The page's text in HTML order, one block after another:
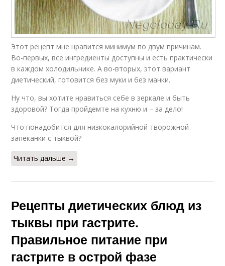
Этот рецепт мне нравится минимум по двум причинам.
Во-первых, все ингредиенты доступны и есть практически
в каждом холодильнике. А во-вторых, этот вариант
диетический, готовится без муки и без манки.
Ну что, вы хотите нравиться себе в зеркале и быть
здоровой? Тогда пройдемте на кухню и – за дело!
Что понадобится для низкокалорийной творожной
запеканки с тыквой?
Читать дальше →
Рецепты диетических блюд из
тыквы при гастрите.
Правильное питание при
гастрите в острой фазе